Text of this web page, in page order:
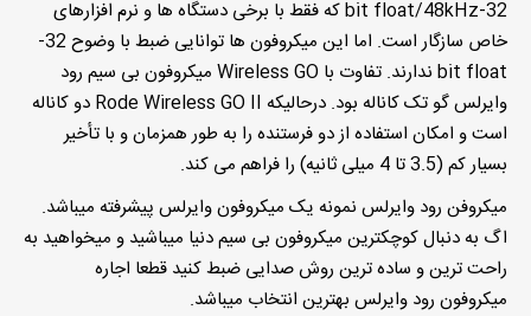
32-bit float/48kHz که فقط با برخی دستگاه ها و نرم افزارهای
خاص سازگار است. اما این میکروفون ها توانایی ضبط با وضوح 32-
bit float ندارند. تفاوت با Wireless GO میکروفون بی سیم رود
وایرلس گو تک کاناله بود. درحالیکه Rode Wireless GO II دو کاناله
است و امکان استفاده از دو فرستنده را به طور همزمان و با تأخیر
بسیار کم (3.5 تا 4 میلی ثانیه) را فراهم می کند.
میکروفن رود وایرلس نمونه یک میکروفون وایرلس پیشرفته میباشد.
اگ به دنبال کوچکترین میکروفون بی سیم دنیا میباشید و میخواهید به
راحت ترین و ساده ترین روش صدایی ضبط کنید قطعا اجاره
میکروفون رود وایرلس بهترین انتخاب میباشد.